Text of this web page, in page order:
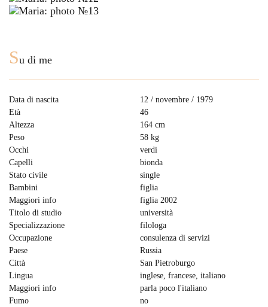
Su di me
Data di nascita
12 / novembre / 1979
Età
46
Altezza
164 cm
Peso
58 kg
Occhi
verdi
Capelli
bionda
Stato civile
single
Bambini
figlia
Maggiori info
figlia 2002
Titolo di studio
università
Specializzazione
filologa
Occupazione
consulenza di servizi
Paese
Russia
Città
San Pietroburgo
Lingua
inglese, francese, italiano
Maggiori info
parla poco l'italiano
Fumo
no